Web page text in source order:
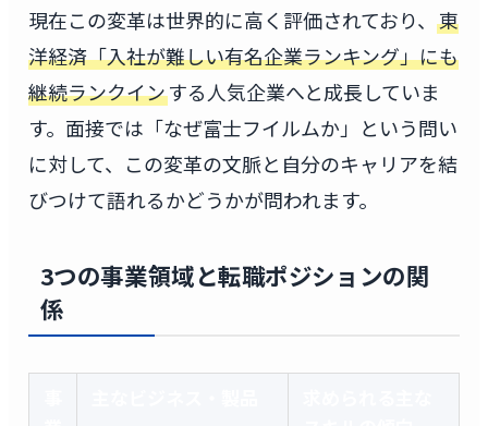
現在この変革は世界的に高く評価されており、 東
洋経済「入社が難しい有名企業ランキング」にも
継続ランクインする人気企業へと成長していま
す。面接では「なぜ富士フイルムか」という問い
に対して、この変革の文脈と自分のキャリアを結
びつけて語れるかどうかが問われます。
3つの事業領域と転職ポジションの関
係